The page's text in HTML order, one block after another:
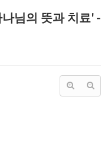
님의 뜻과 치료' -